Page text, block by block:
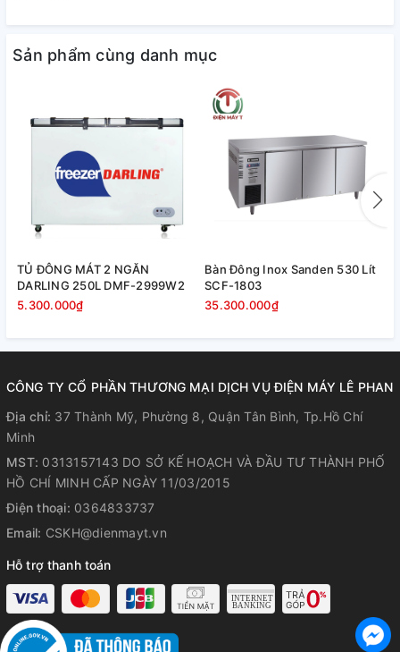
Sản phẩm cùng danh mục
TỦ ĐÔNG MÁT 2 NGĂN
DARLING 250L DMF-2999W2
5.300.000₫
Bàn Đông Inox Sanden 530 Lít
SCF-1803
35.300.000₫
CÔNG TY CỔ PHẦN THƯƠNG MẠI DỊCH VỤ ĐIỆN MÁY LÊ PHAN
Địa chỉ: 37 Thành Mỹ, Phường 8, Quận Tân Bình, Tp.Hồ Chí
Minh
MST: 0313157143 DO SỞ KẾ HOẠCH VÀ ĐẦU TƯ THÀNH PHỐ
HỒ CHÍ MINH CẤP NGÀY 11/03/2015
Điện thoại: 0364833737
Email: CSKH@dienmayt.vn
Hỗ trợ thanh toán